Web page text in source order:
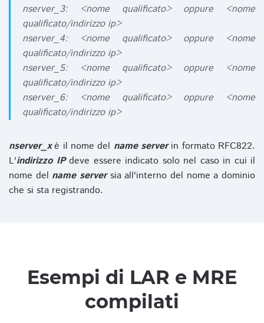
nserver_3: <nome qualificato> oppure <nome
qualificato/indirizzo ip>
nserver_4: <nome qualificato> oppure <nome
qualificato/indirizzo ip>
nserver_5: <nome qualificato> oppure <nome
qualificato/indirizzo ip>
nserver_6: <nome qualificato> oppure <nome
qualificato/indirizzo ip>
nserver_xè il nome del name serverin formato RFC822.
L'indirizzo IPdeve essere indicato solo nel caso in cui il
nome del name serversia all'interno del nome a dominio
che si sta registrando.
Esempi di LAR e MRE
compilati